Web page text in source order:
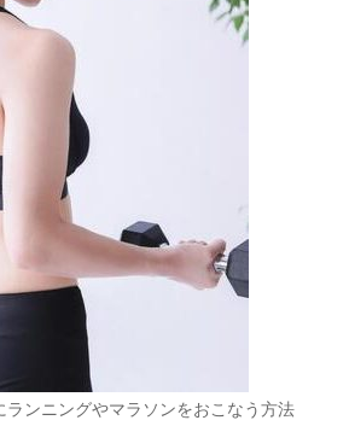
ンニングやマラソンをおこなう方法